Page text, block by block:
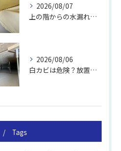
2026/08/07
上の階からの水漏れでカビ｜対処法と業者
2026/08/06
白カビは危険？放置のリスクと取り方
Tags